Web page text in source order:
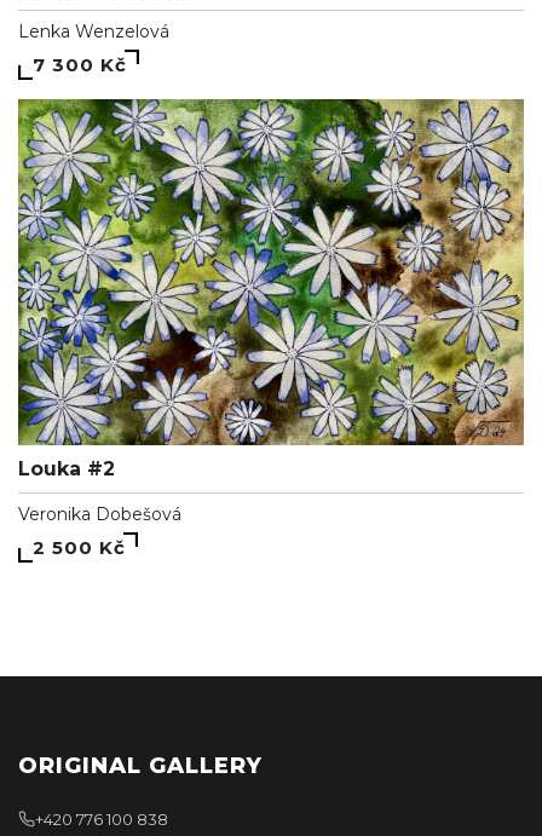
Lenka Wenzelová
7 300 Kč
Louka #2
Veronika Dobešová
2 500 Kč
ORIGINAL GALLERY
+420 776 100 838